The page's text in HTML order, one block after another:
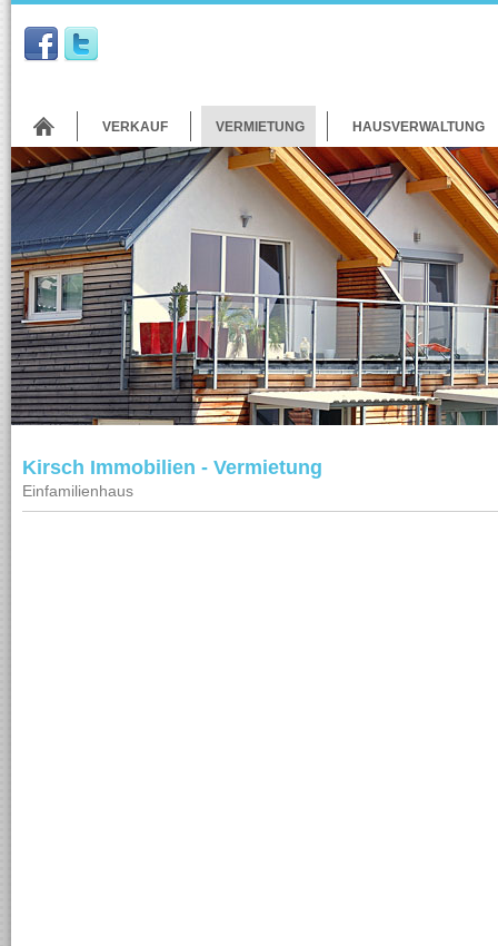
VERKAUF VERMIETUNG HAUSVERWALTUNG
Kirsch Immobilien - Vermietung
Einfamilienhaus